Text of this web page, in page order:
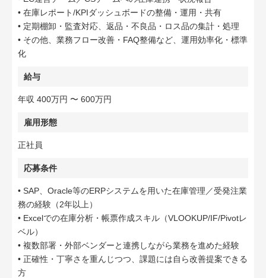
• 在庫レポート/KPIダッシュボードの整備・運用・共有
• 定期棚卸・監査対応、返品・不良品・ロス品の集計・処理
• その他、業務フロー改善・FAQ整備など、運用効率化・標準
化
給与
年収 400万円 〜 600万円
雇用形態
正社員
応募条件
• SAP、Oracle等のERPシステムを用いた在庫管理／受発注業
務の経験（2年以上）
• Excelでの在庫分析・帳票作成スキル（VLOOKUP/IF/Pivotレ
ベル）
• 複数部署・外部ベンダーと連携しながら業務を進めた経験
• 正確性・丁寧さを重んじつつ、課題には自ら改善提案できる
方